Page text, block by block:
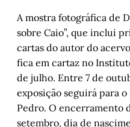
A mostra fotográfica de
sobre Caio”, que inclui
cartas do autor do
fica em cartaz no
de julho. Entre 7 de
exposição seguirá para
Pedro. O encerramento
setembro, dia de